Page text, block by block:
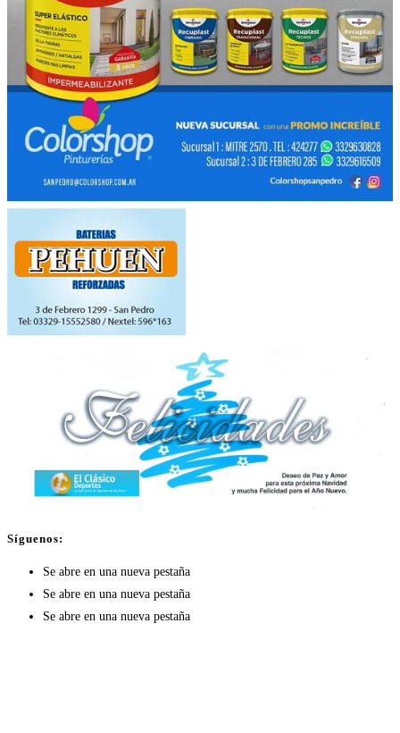
Síguenos:
Se abre en una nueva pestaña
Se abre en una nueva pestaña
Se abre en una nueva pestaña